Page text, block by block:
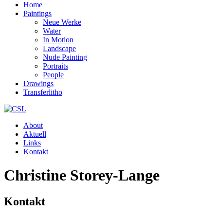
Home
Paintings
Neue Werke
Water
In Motion
Landscape
Nude Painting
Portraits
People
Drawings
Transferlitho
About
Aktuell
Links
Kontakt
Christine Storey-Lange
Kontakt